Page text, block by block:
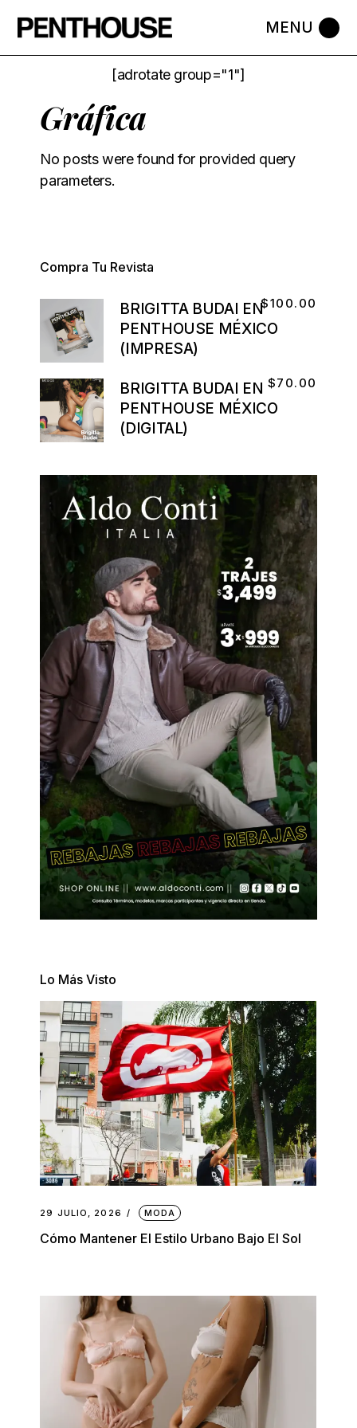
[adrotate group="1"]
Gráfica
No posts were found for provided query
parameters.
Compra Tu Revista
BRIGITTA BUDAI EN
PENTHOUSE MÉXICO
(IMPRESA)
$100.00
BRIGITTA BUDAI EN
PENTHOUSE MÉXICO
(DIGITAL)
$70.00
Lo Más Visto
29 JULIO, 2026 MODA
Cómo Mantener El Estilo Urbano Bajo El Sol